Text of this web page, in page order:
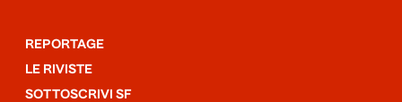
REPORTAGE
LE RIVISTE
SOTTOSCRIVI SF